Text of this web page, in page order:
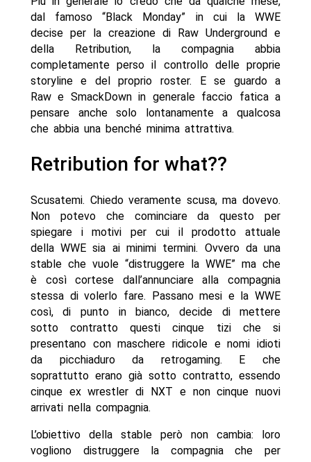
dal famoso “Black Monday” in cui la WWE
decise per la creazione di Raw Underground e
della Retribution, la compagnia abbia
completamente perso il controllo delle proprie
storyline e del proprio roster. E se guardo a
Raw e SmackDown in generale faccio fatica a
pensare anche solo lontanamente a qualcosa
che abbia una benché minima attrattiva.
Retribution for what??
Scusatemi. Chiedo veramente scusa, ma dovevo.
Non potevo che cominciare da questo per
spiegare i motivi per cui il prodotto attuale
della WWE sia ai minimi termini. Ovvero da una
stable che vuole “distruggere la WWE” ma che
è così cortese dall’annunciare alla compagnia
stessa di volerlo fare. Passano mesi e la WWE
così, di punto in bianco, decide di mettere
sotto contratto questi cinque tizi che si
presentano con maschere ridicole e nomi idioti
da picchiaduro da retrogaming. E che
soprattutto erano già sotto contratto, essendo
cinque ex wrestler di NXT e non cinque nuovi
arrivati nella compagnia.
L’obiettivo della stable però non cambia: loro
vogliono distruggere la compagnia che per